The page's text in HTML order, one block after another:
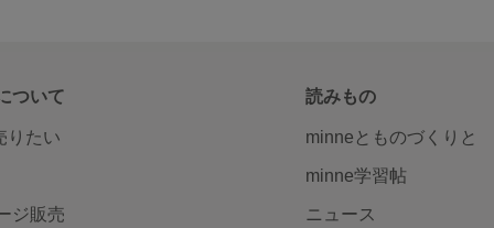
ついて
りたい
ジ販売
読みもの
minneとものづくりと
minne学習帖
ニュース